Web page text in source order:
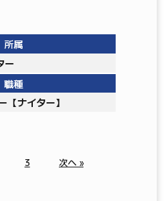
所属
ー
職種
【ナイター】
3 次へ »